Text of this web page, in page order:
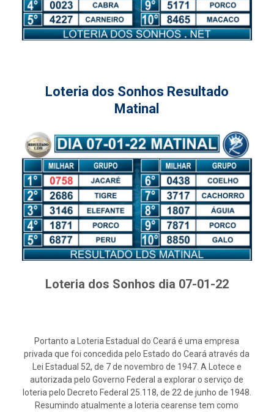
Loteria dos Sonhos Resultado
Matinal
Loteria dos Sonhos dia 07-01-22
Portanto a Loteria Estadual do Ceará é uma empresa
privada que foi concedida pelo Estado do Ceará através da
Lei Estadual 52, de 7 de novembro de 1947. A Lotece e
autorizada pelo Governo Federal a explorar o serviço de
loteria pelo Decreto Federal 25.118, de 22 de junho de 1948.
Resumindo atualmente a loteria cearense tem como